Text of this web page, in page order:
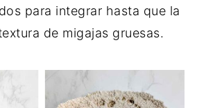
para integrar hasta que la
de migajas gruesas.